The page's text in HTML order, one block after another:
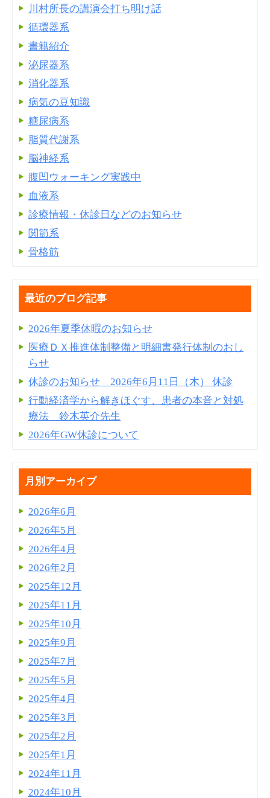
川村所長の講演会打ち明け話
循環器系
書籍紹介
泌尿器系
消化器系
病気の豆知識
糖尿病系
脂質代謝系
脳神経系
腹凹ウォーキング実践中
血液系
診療情報・休診日などのお知らせ
関節系
骨格筋
最近のブログ記事
2026年夏季休暇のお知らせ
医療ＤＸ推進体制整備と明細書発⾏体制のおし
らせ
休診のお知らせ 2026年6月11日（木） 休診
行動経済学から解きほぐす、患者の本音と対処
療法 鈴木英介先生
2026年GW休診について
月別アーカイブ
2026年6月
2026年5月
2026年4月
2026年2月
2025年12月
2025年11月
2025年10月
2025年9月
2025年7月
2025年5月
2025年4月
2025年3月
2025年2月
2025年1月
2024年11月
2024年10月